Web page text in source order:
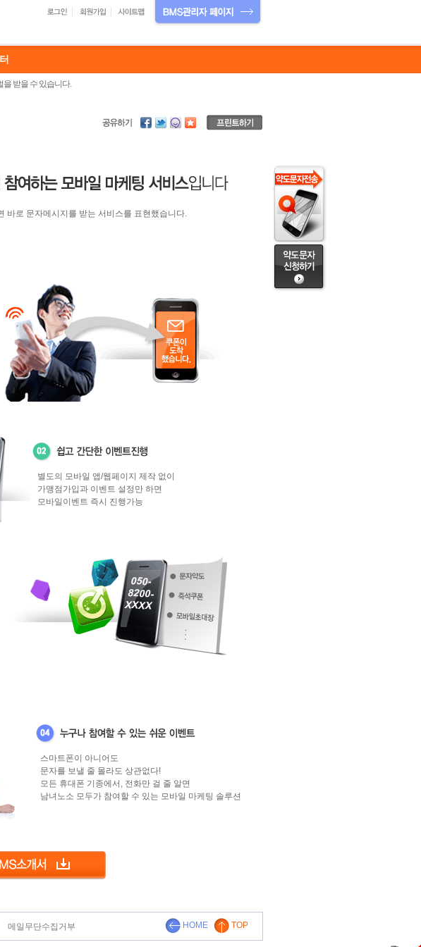
받을 수 있습니다.
로 문자메시지를 받는 서비스를 표현했습니다.
별도의 모바일 앱/웹페이지 제작 없이
가맹점가입과 이벤트 설정만 하면
모바일이벤트 즉시 진행가능
스마트폰이 아니어도
문자를 보낼 줄 몰라도 상관없다!
모든 휴대폰 기종에서, 전화만 걸 줄 알면
남녀노소 모두가 참여할 수 있는 모바일 마케팅 솔루션
메일무단수집거부 HOME TOP